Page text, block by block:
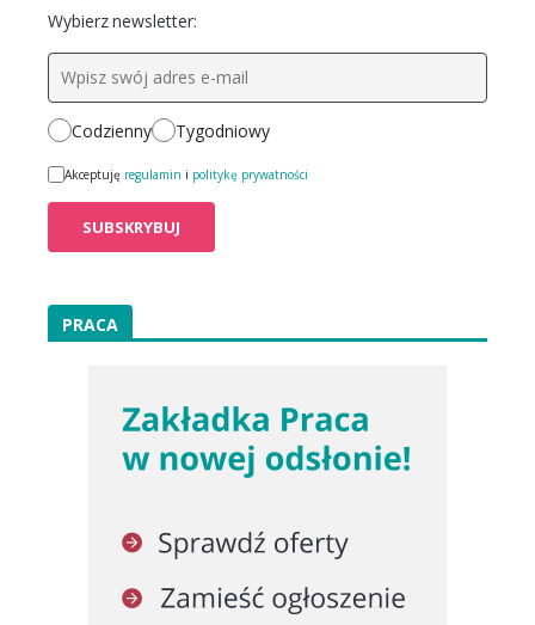
Wybierz newsletter:
Codzienny Tygodniowy
Akceptuję regulamin i politykę prywatności
PRACA